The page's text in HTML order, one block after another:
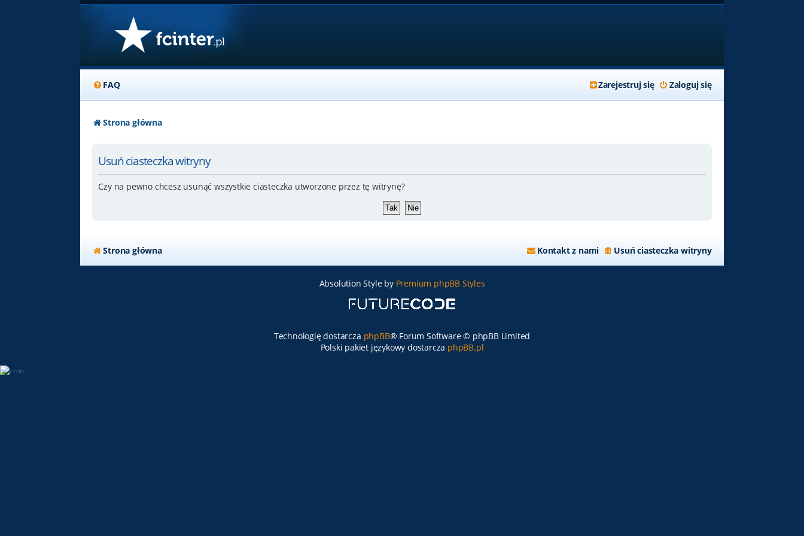
FAQ Zaloguj się
Zarejestruj się
Strona główna
Usuń ciasteczka witryny
Czy na pewno chcesz usunąć wszystkie ciasteczka utworzone przez tę witrynę?
Strona główna Usuń ciasteczka witryny
Kontakt z nami
Absolution Style by Premium phpBB Styles
Technologię dostarcza phpBB® Forum Software © phpBB Limited
Polski pakiet językowy dostarcza phpBB.pl